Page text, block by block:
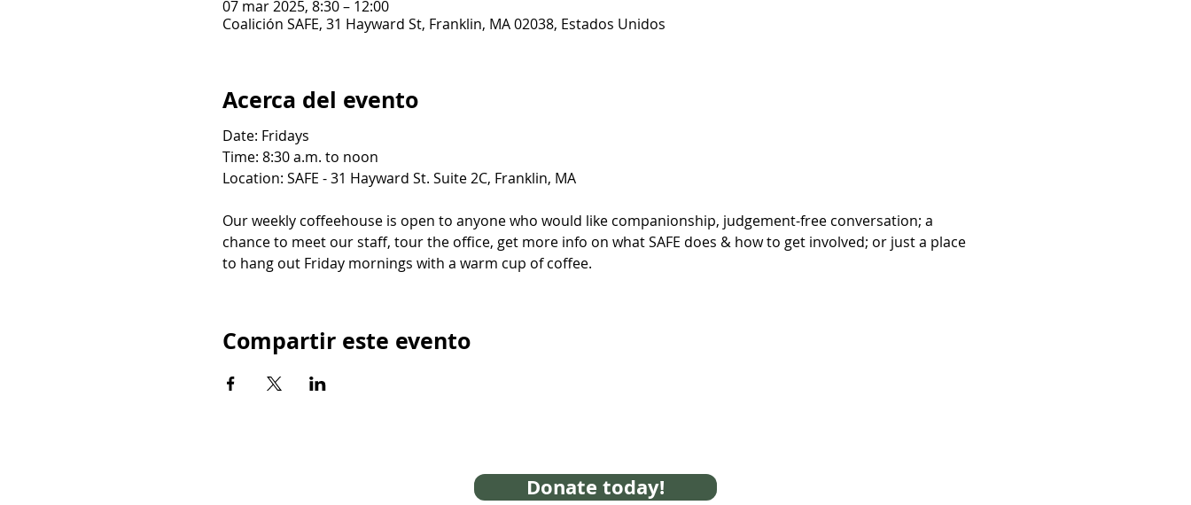
07 mar 2025, 8:30 – 12:00
Coalición SAFE, 31 Hayward St, Franklin, MA 02038, Estados Unidos
Acerca del evento
Date: Fridays
Time: 8:30 a.m. to noon
Location: SAFE - 31 Hayward St. Suite 2C, Franklin, MA
Our weekly coffeehouse is open to anyone who would like companionship, judgement-free conversation; a
chance to meet our staff, tour the office, get more info on what SAFE does & how to get involved; or just a place
to hang out Friday mornings with a warm cup of coffee.
Compartir este evento
Donate today!